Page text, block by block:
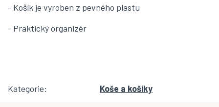
- Košík je vyroben z pevného plastu
- Praktický organizér
Kategorie: Koše a košíky